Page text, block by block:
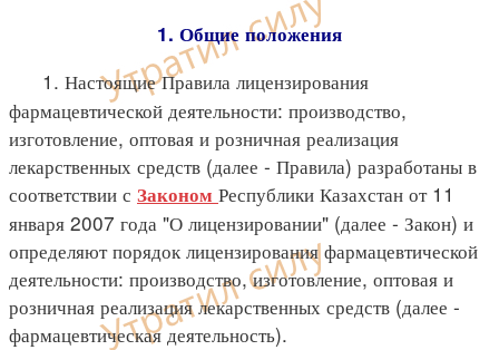
1. Общие положения
1. Настоящие Правила лицензирования
фармацевтической деятельности: производство,
изготовление, оптовая и розничная реализация
лекарственных средств (далее - Правила) разработаны в
соответствии с Законом Республики Казахстан от 11
января 2007 года "О лицензировании" (далее - Закон) и
определяют порядок лицензирования фармацевтической
деятельности: производство, изготовление, оптовая и
розничная реализация лекарственных средств (далее -
фармацевтическая деятельность).